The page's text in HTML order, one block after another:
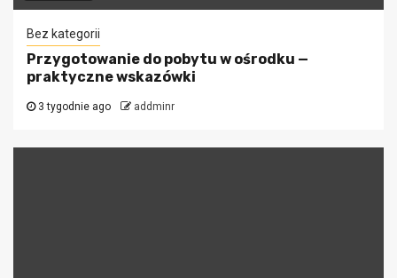
Bez kategorii
Przygotowanie do pobytu w ośrodku —
praktyczne wskazówki
3 tygodnie ago addminr